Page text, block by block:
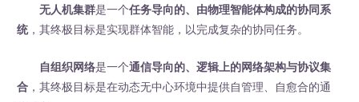
无人机集群是一个任务导向的、由物理智能体构成的协同系
统，其终极目标是实现群体智能，以完成复杂的协同任务。
自组织网络是一个通信导向的、逻辑上的网络架构与协议集
合 ，其终极目标是在动态无中心环境中提供自管理、自愈合的通